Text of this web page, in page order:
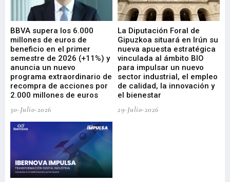
BBVA supera los 6.000
millones de euros de
beneficio en el primer
semestre de 2026 (+11%) y
anuncia un nuevo
programa extraordinario de
recompra de acciones por
2.000 millones de euros
30-Julio-2026
La Diputación Foral de
Gipuzkoa situará en Irún su
nueva apuesta estratégica
vinculada al ámbito BIO
para impulsar un nuevo
sector industrial, el empleo
de calidad, la innovación y
el bienestar
29-Julio-2026